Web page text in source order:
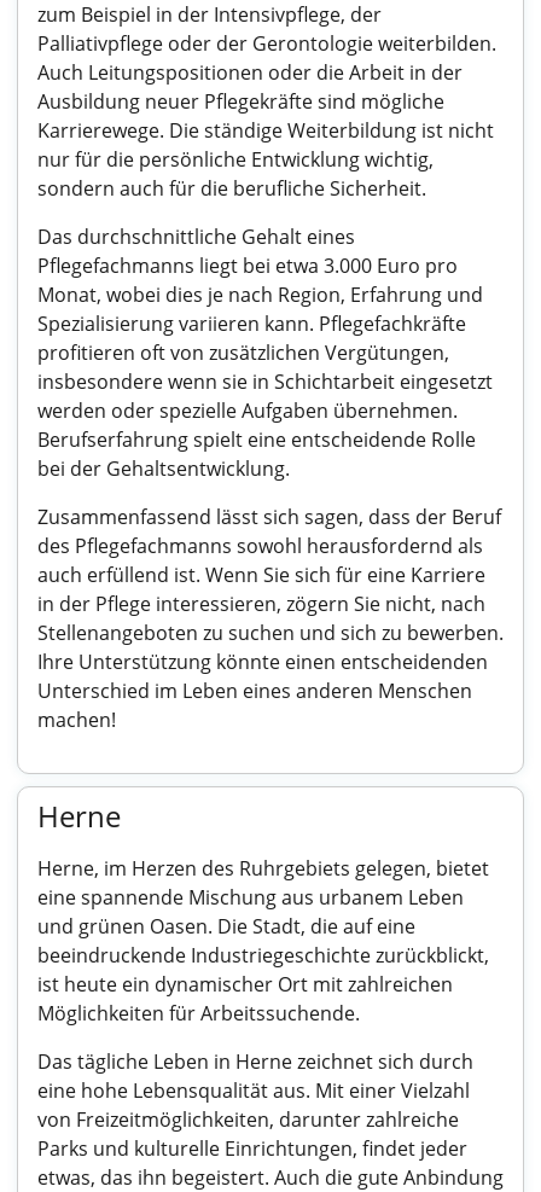
zum Beispiel in der Intensivpflege, der
Palliativpflege oder der Gerontologie weiterbilden.
Auch Leitungspositionen oder die Arbeit in der
Ausbildung neuer Pflegekräfte sind mögliche
Karrierewege. Die ständige Weiterbildung ist nicht
nur für die persönliche Entwicklung wichtig,
sondern auch für die berufliche Sicherheit.
Das durchschnittliche Gehalt eines
Pflegefachmanns liegt bei etwa 3.000 Euro pro
Monat, wobei dies je nach Region, Erfahrung und
Spezialisierung variieren kann. Pflegefachkräfte
profitieren oft von zusätzlichen Vergütungen,
insbesondere wenn sie in Schichtarbeit eingesetzt
werden oder spezielle Aufgaben übernehmen.
Berufserfahrung spielt eine entscheidende Rolle
bei der Gehaltsentwicklung.
Zusammenfassend lässt sich sagen, dass der Beruf
des Pflegefachmanns sowohl herausfordernd als
auch erfüllend ist. Wenn Sie sich für eine Karriere
in der Pflege interessieren, zögern Sie nicht, nach
Stellenangeboten zu suchen und sich zu bewerben.
Ihre Unterstützung könnte einen entscheidenden
Unterschied im Leben eines anderen Menschen
machen!
Herne
Herne, im Herzen des Ruhrgebiets gelegen, bietet
eine spannende Mischung aus urbanem Leben
und grünen Oasen. Die Stadt, die auf eine
beeindruckende Industriegeschichte zurückblickt,
ist heute ein dynamischer Ort mit zahlreichen
Möglichkeiten für Arbeitssuchende.
Das tägliche Leben in Herne zeichnet sich durch
eine hohe Lebensqualität aus. Mit einer Vielzahl
von Freizeitmöglichkeiten, darunter zahlreiche
Parks und kulturelle Einrichtungen, findet jeder
etwas, das ihn begeistert. Auch die gute Anbindung